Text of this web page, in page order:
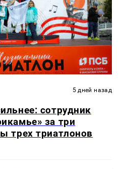
5 дней назад
сотрудник
за три
трех триатлонов